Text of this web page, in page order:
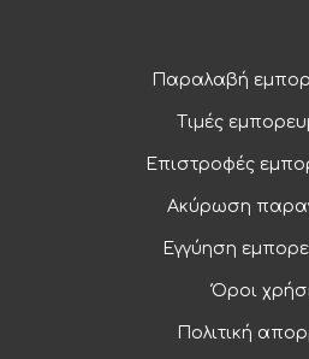
Παραλαβή
Τιμές
Επιστροφές
Ακύρωση
Εγγύηση
Όροι
Πολιτική